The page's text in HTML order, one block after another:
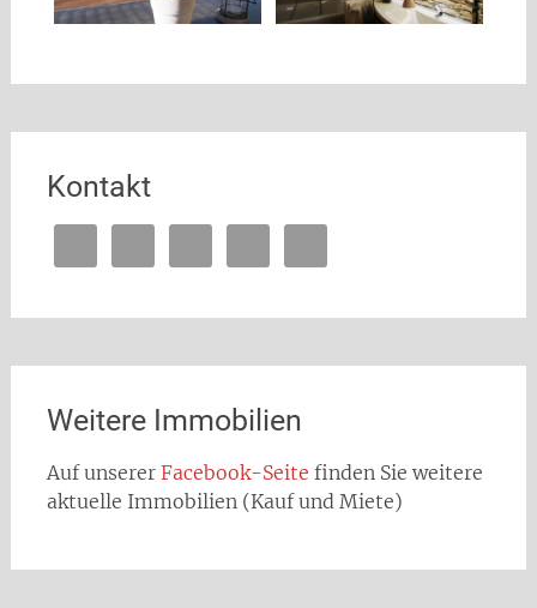
Kontakt
Weitere Immobilien
Auf unserer Facebook-Seite finden Sie weitere
aktuelle Immobilien (Kauf und Miete)